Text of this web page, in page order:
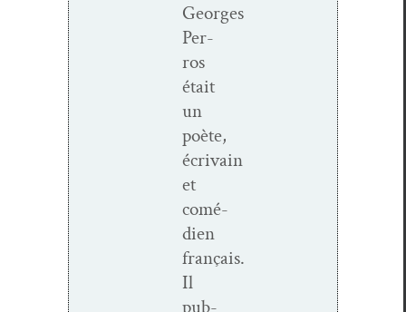
Georges
Per­
ros
était
un
poète,
écrivain
et
comé­
di­en
français.
Il